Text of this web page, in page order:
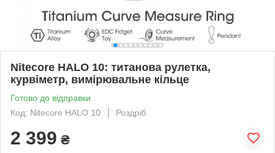
Nitecore HALO 10: титанова рулетка,
курвіметр, вимірювальне кільце
Готово до відправки
Код: Nitecore HALO 10
Роздріб
2 399 ₴